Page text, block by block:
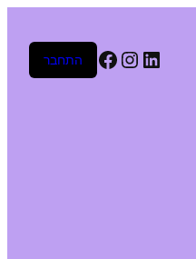
LinkedIn
Instagram
Facebook
התחבר